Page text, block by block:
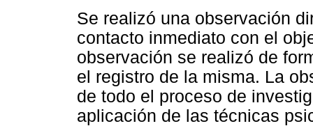
Se realizó una observación
contacto inmediato con el
observación se realizó de
el registro de la misma. La
de todo el proceso de
aplicación de las técnicas